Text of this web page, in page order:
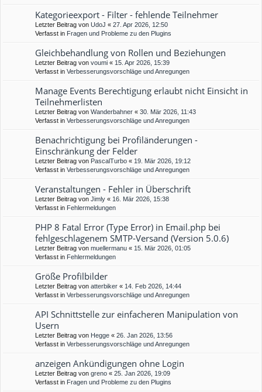
Kategorieexport - Filter - fehlende Teilnehmer
Letzter Beitrag von UdoJ « 27. Apr 2026, 12:50
Verfasst in Fragen und Probleme zu den Plugins
Gleichbehandlung von Rollen und Beziehungen
Letzter Beitrag von voumi « 15. Apr 2026, 15:39
Verfasst in Verbesserungsvorschläge und Anregungen
Manage Events Berechtigung erlaubt nicht Einsicht in
Teilnehmerlisten
Letzter Beitrag von Wanderbahner « 30. Mär 2026, 11:43
Verfasst in Verbesserungsvorschläge und Anregungen
Benachrichtigung bei Profiländerungen -
Einschränkung der Felder
Letzter Beitrag von PascalTurbo « 19. Mär 2026, 19:12
Verfasst in Verbesserungsvorschläge und Anregungen
Veranstaltungen - Fehler in Überschrift
Letzter Beitrag von Jimly « 16. Mär 2026, 15:38
Verfasst in Fehlermeldungen
PHP 8 Fatal Error (Type Error) in Email.php bei
fehlgeschlagenem SMTP-Versand (Version 5.0.6)
Letzter Beitrag von muellermanu « 15. Mär 2026, 01:05
Verfasst in Fehlermeldungen
Größe Profilbilder
Letzter Beitrag von atterbiker « 14. Feb 2026, 14:44
Verfasst in Verbesserungsvorschläge und Anregungen
API Schnittstelle zur einfacheren Manipulation von
Usern
Letzter Beitrag von Hegge « 26. Jan 2026, 13:56
Verfasst in Verbesserungsvorschläge und Anregungen
anzeigen Ankündigungen ohne Login
Letzter Beitrag von greno « 25. Jan 2026, 19:09
Verfasst in Fragen und Probleme zu den Plugins